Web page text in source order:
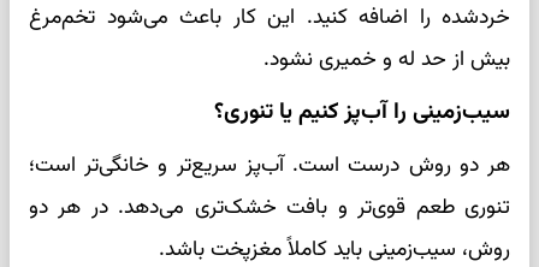
خردشده را اضافه کنید. این کار باعث می‌شود تخم‌مرغ
بیش از حد له و خمیری نشود.
سیب‌زمینی را آب‌پز کنیم یا تنوری؟
هر دو روش درست است. آب‌پز سریع‌تر و خانگی‌تر است؛
تنوری طعم قوی‌تر و بافت خشک‌تری می‌دهد. در هر دو
روش، سیب‌زمینی باید کاملاً مغزپخت باشد.